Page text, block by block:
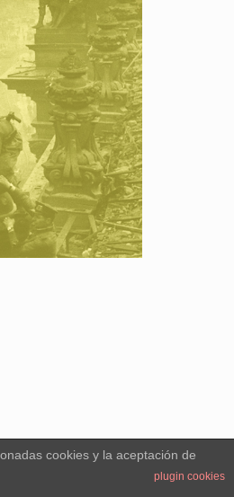
cookies y la aceptación de
plugin cookies